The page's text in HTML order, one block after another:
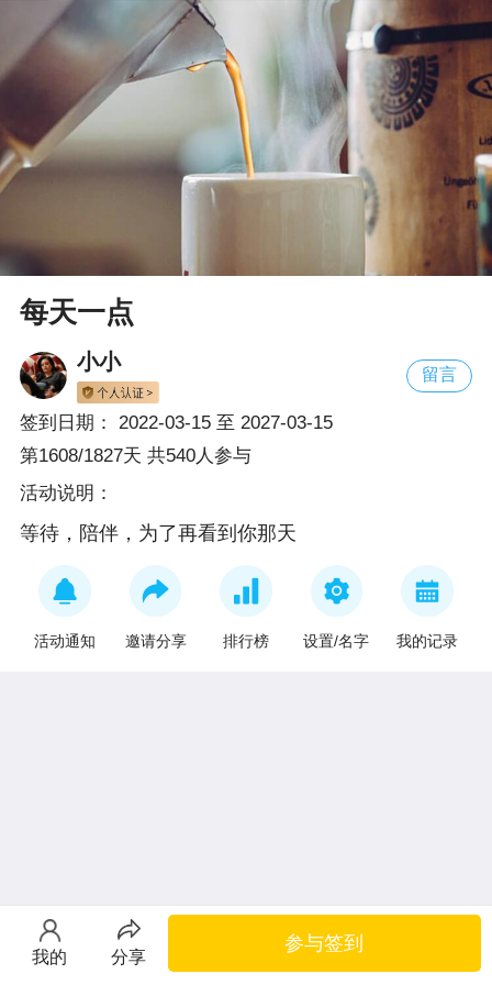
每天一点
小小
留言
签到日期： 2022-03-15至 2027-03-15
第1608/1827天 共540人参与
活动说明：
等待，陪伴，为了再看到你那天
活动通知 邀请分享 排行榜 设置/名字 我的记录
我的 分享
参与签到